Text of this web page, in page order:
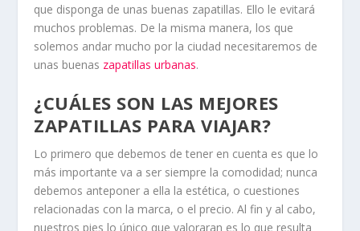
que disponga de unas buenas zapatillas. Ello le evitará
muchos problemas. De la misma manera, los que
solemos andar mucho por la ciudad necesitaremos de
unas buenas zapatillas urbanas.
¿CUÁLES SON LAS MEJORES
ZAPATILLAS PARA VIAJAR?
Lo primero que debemos de tener en cuenta es que lo
más importante va a ser siempre la comodidad; nunca
debemos anteponer a ella la estética, o cuestiones
relacionadas con la marca, o el precio. Al fin y al cabo,
nuestros pies lo único que valoraran es lo que resulta